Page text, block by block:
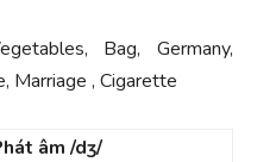
Bag, Germany,
Marriage , Cigarette
âm /dʒ/